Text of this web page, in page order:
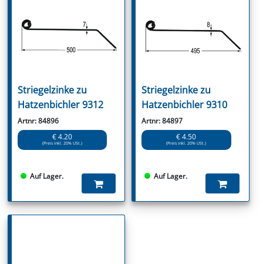
Striegelzinke zu
Hatzenbichler 9312
Artnr: 84896
€ 4.20
(Preis inkl. 20% USt.)
Auf Lager.
Striegelzinke zu
Hatzenbichler 9310
Artnr: 84897
€ 4.50
(Preis inkl. 20% USt.)
Auf Lager.